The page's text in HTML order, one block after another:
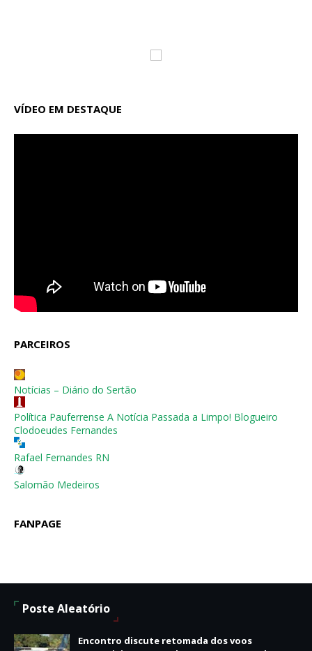
VÍDEO EM DESTAQUE
PARCEIROS
Notícias – Diário do Sertão
Política Pauferrense A Notícia Passada a Limpo! Blogueiro
Clodoeudes Fernandes
Rafael Fernandes RN
Salomão Medeiros
FANPAGE
Poste Aleatório
Encontro discute retomada dos voos